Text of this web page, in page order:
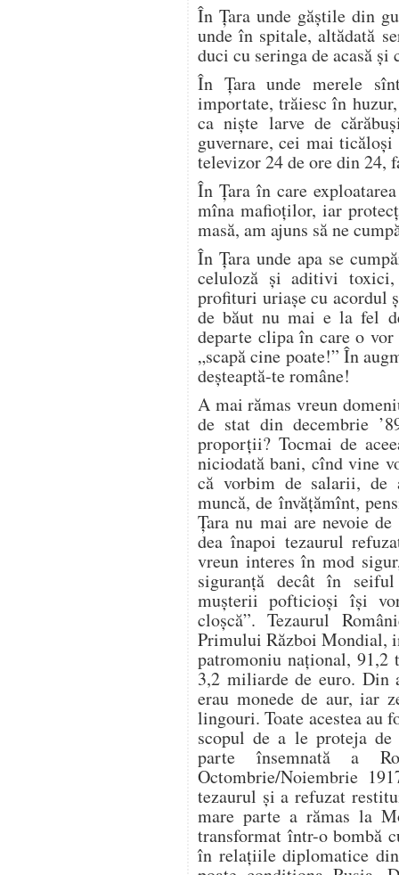
În Ţara unde găştile din
unde în spitale, altădată
duci cu seringa de acasă
În Ţara unde merele
importate, trăiesc în
ca nişte larve de
guvernare, cei mai
televizor 24 de ore din 24,
În Ţara în care
mîna mafioţilor, iar
masă, am ajuns să ne
În Ţara unde apa se
celuloză şi aditivi toxici,
profituri uriaşe cu acordul
de băut nu mai e la fel
departe clipa în care o
„scapă cine poate!” În
deşteaptă-te române!
A mai rămas vreun
de stat din decembrie
proporţii? Tocmai de
niciodată bani, cînd vine
că vorbim de salarii, de
muncă, de învăţămînt,
Ţara nu mai are nevoie
dea înapoi tezaurul
vreun interes în mod
siguranţă decât în
muşterii pofticioşi îşi
cloşcă”. Tezaurul
Primului Război Mondial,
patromoniu naţional, 91,2
3,2 miliarde de euro. Din
erau monede de aur, iar
lingouri. Toate acestea au
scopul de a le proteja de
parte însemnată a
Octombrie/Noiembrie
tezaurul şi a refuzat
mare parte a rămas la
transformat într-o bombă
în relaţiile diplomatice